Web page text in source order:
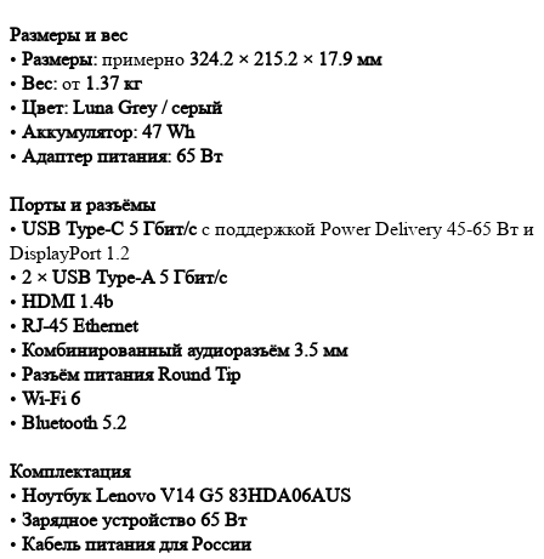
Размеры и вес
• Размеры: примерно 324.2 × 215.2 × 17.9 мм
• Вес: от 1.37 кг
• Цвет: Luna Grey / серый
• Аккумулятор: 47 Wh
• Адаптер питания: 65 Вт
Порты и разъёмы
• USB Type-C 5 Гбит/сс поддержкой Power Delivery 45-65 Вт и
DisplayPort 1.2
• 2 × USB Type-A 5 Гбит/с
• HDMI 1.4b
• RJ-45 Ethernet
• Комбинированный аудиоразъём 3.5 мм
• Разъём питания Round Tip
• Wi-Fi 6
• Bluetooth 5.2
Комплектация
• Ноутбук Lenovo V14 G5 83HDA06AUS
• Зарядное устройство 65 Вт
• Кабель питания для России